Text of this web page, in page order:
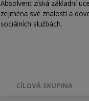
Absolvent získá základní
zejména své znalosti a
sociálních službách.
CÍLOVÁ SKUPINA